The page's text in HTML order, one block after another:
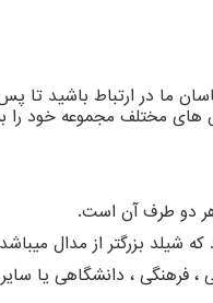
ما در ارتباط باشید
مجموعه خود را به
دو طرف آن است.
بزرگتر از مدال
، فرهنگی ، دانشگاهی یا